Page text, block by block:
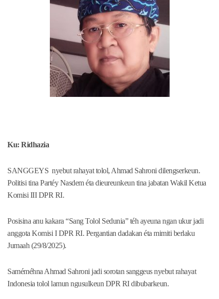
Ku: Ridhazia
SANGGEYS nyebut rahayat tolol, Ahmad Sahroni dilengserkeun.
Politisi tina Partéy Nasdem éta dieureunkeun tina jabatan Wakil Ketua
Komisi III DPR RI.
Posisina anu kakara “Sang Tolol Sedunia” téh ayeuna ngan ukur jadi
anggota Komisi I DPR RI. Pergantian dadakan éta mimiti berlaku
Jumaah (29/8/2025).
Saméméhna Ahmad Sahroni jadi sorotan sanggeus nyebut rahayat
Indonesia tolol lamun ngusulkeun DPR RI dibubarkeun.